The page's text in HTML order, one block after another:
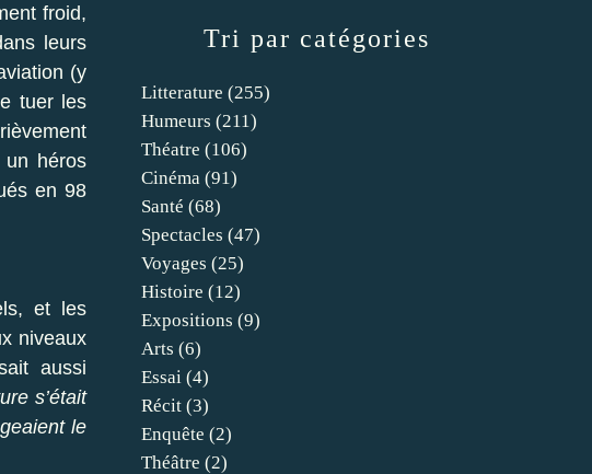
froid,
leurs
(y
tuer les
héros
en 98
et les
niveaux
aussi
s’était
le
Tri par catégories
Litterature (255)
Humeurs (211)
Théatre (106)
Cinéma (91)
Santé (68)
Spectacles (47)
Voyages (25)
Histoire (12)
Expositions (9)
Arts (6)
Essai (4)
Récit (3)
Enquête (2)
Théâtre (2)